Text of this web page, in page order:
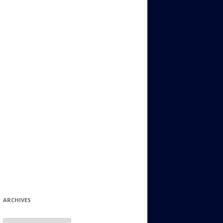
ARCHIVES
Archives